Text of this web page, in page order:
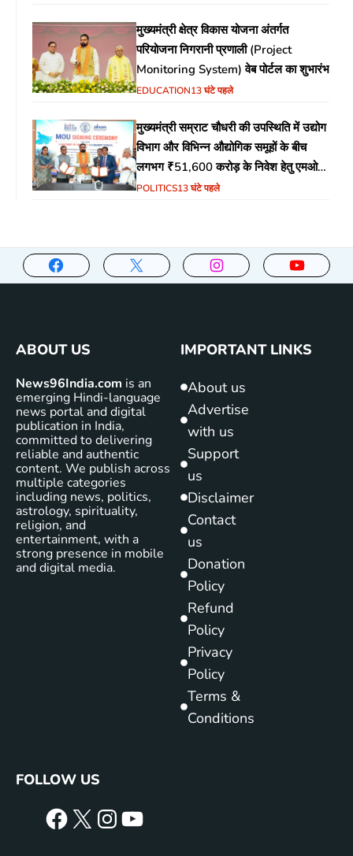
मुख्यमंत्री क्षेत्र विकास योजना अंतर्गत
परियोजना निगरानी प्रणाली (Project
Monitoring System) वेब पोर्टल का शुभारंभ
EDUCATION13 घंटे पहले
मुख्यमंत्री सम्राट चौधरी की उपस्थिति में उद्योग
विभाग और विभिन्न औद्योगिक समूहों के बीच
लगभग ₹51,600 करोड़ के निवेश हेतु एमओयू
(MoU) पर हस्ताक्षर
POLITICS13 घंटे पहले
ABOUT US
News96India.com is an
emerging Hindi-language
news portal and digital
publication in India,
committed to delivering
reliable and authentic
content. We publish across
multiple categories
including news, politics,
astrology, spirituality,
religion, and
entertainment, with a
strong presence in mobile
and digital media.
IMPORTANT LINKS
About us
Advertise
with us
Support
us
Disclaimer
Contact
us
Donation
Policy
Refund
Policy
Privacy
Policy
Terms &
Conditions
FOLLOW US